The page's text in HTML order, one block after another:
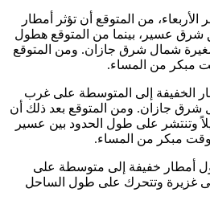
من المتوقع أن تؤثر أمطار
عسير، بينما من المتوقع هطول
شمال شرق جازان. ومن المتوقع
مبكر من المساء.
الخفيفة إلى المتوسطة على غرب
جازان. ومن المتوقع بعد ذلك أن
وتنتشر على طول الحدود بين عسير
مبكر من المساء.
أمطار خفيفة إلى متوسطة على
غزيرة وتتحرك على طول الساحل